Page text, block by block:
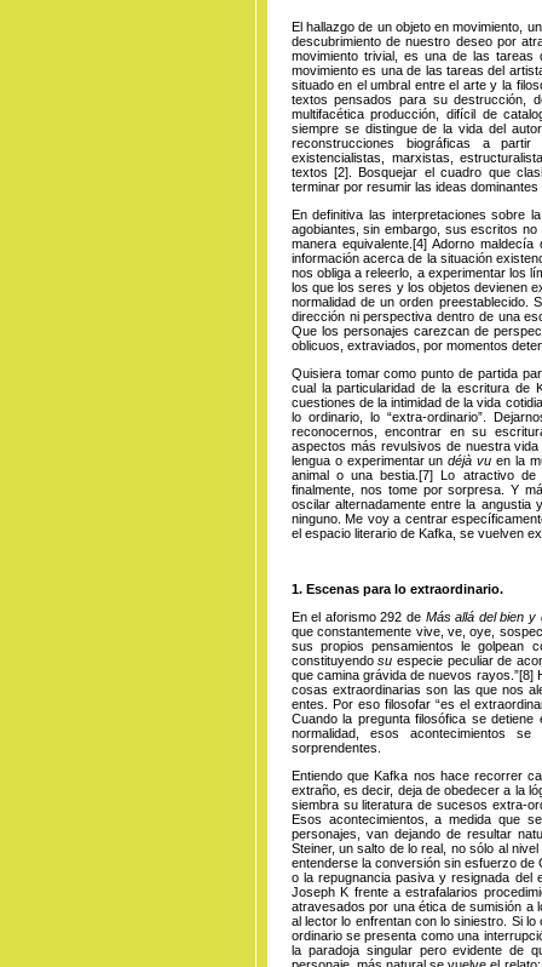
El hallazgo de un objeto en movimiento,
descubrimiento de nuestro deseo por
movimiento trivial, es una de las
movimiento es una de las tareas del
situado en el umbral entre el arte y la
textos pensados para su destrucción,
multifacética producción, difícil de
siempre se distingue de la vida del
reconstrucciones biográficas a
existencialistas, marxistas,
textos[2].
Bosquejar el cuadro que
terminar por resumir las ideas
En definitiva las interpretaciones sobre
agobiantes, sin embargo, sus escritos
manera equivalente. [4]Adorno maldecía
información acerca de la situación
nos obliga a releerlo, a experimentar los
los que los seres y los objetos devienen
normalidad de un orden preestablecido.
dirección ni perspectiva dentro de una
Que los personajes carezcan de
oblicuos, extraviados, por momentos
Quisiera tomar como punto de partida
cual la particularidad de la escritura de
cuestiones de la intimidad de la vida
lo ordinario, lo “extra-ordinario”.
reconocernos, encontrar en su
aspectos más revulsivos de nuestra
lengua o experimentar undéjà vu en la
animal o unabestia .[7] Lo atractivo de
finalmente, nos tome por sorpresa. Y
oscilar alternadamente entre la
ninguno. Me voy a centrar
el espacio literario de Kafka, se vuelven
1. Escenas para lo extraordinario.
En el aforismo 292 de Más allá del bien y
que constantemente vive, ve, oye,
sus propios pensamientos le golpean
constituyendosu especie peculiar de
que camina grávida de nuevos rayos .”[8]
cosas extraordinarias son las que nos
entes. Por eso filosofar “es el
Cuando la pregunta filosófica se
normalidad, esos acontecimientos
sorprendentes.
Entiendo que Kafka nos hace recorrer
extraño, es decir, deja de obedecer a la
siembra su literatura de sucesos extra-
Esos acontecimientos, a medida que
personajes, van dejando de resultar
Steiner, un salto de lo real, no sólo al
entenderse la conversión sin esfuerzo
o la repugnancia pasiva y resignada del
Joseph K frente a estrafalarios
atravesados por una ética de sumisión a
al lector lo enfrentan con lo siniestro. Si
ordinario se presenta como una
la paradoja singular pero evidente de
personaje, más natural se vuelve el